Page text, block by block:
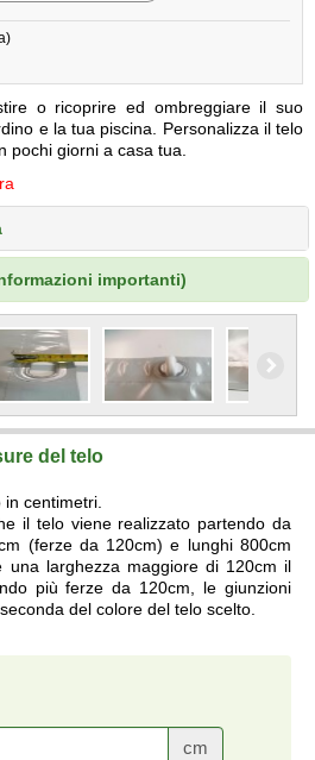
o ricoprire ed ombreggiare il suo
e la tua piscina. Personalizza il telo
pochi giorni a casa tua.
importanti)
del telo
centimetri.
il telo viene realizzato partendo da
(ferze da 120cm) e lunghi 800cm
una larghezza maggiore di 120cm il
più ferze da 120cm, le giunzioni
del colore del telo scelto.
cm